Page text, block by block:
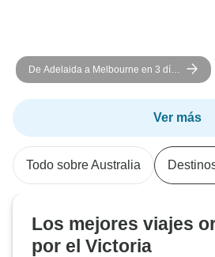
De Adelaida a Melbourne en 3 días
por tierra vía Grampians y Great
Ocean Road
Ver más
Todo sobre Australia
Los mejores viajes
por el Victoria